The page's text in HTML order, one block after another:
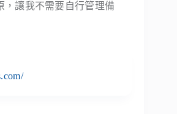
，讓我不需要自行管理備